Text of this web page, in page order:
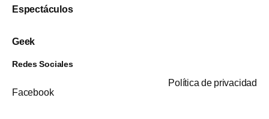
Espectáculos
Geek
Redes Sociales
Facebook
Política de privacidad